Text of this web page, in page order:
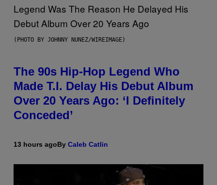
(PHOTO BY JOHNNY NUNEZ/WIREIMAGE)
The 90s Hip-Hop Legend Who
Made T.I. Delay His Debut Album
Over 20 Years Ago: ‘I Definitely
Conceded’
13 hours agoBy Caleb Catlin